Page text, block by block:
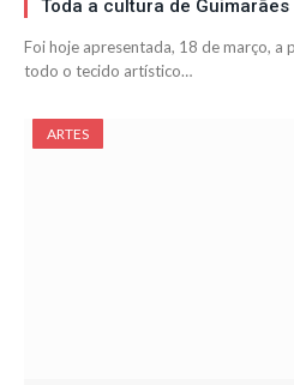
Toda a cultura de
Foi hoje apresentada, 18 de março, a
todo o tecido artístico…
ARTES